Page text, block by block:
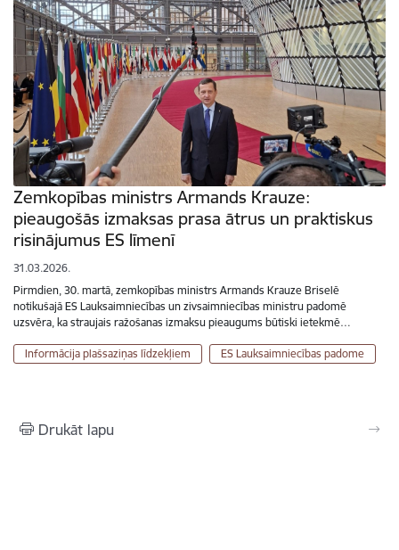
Zemkopības ministrs Armands Krauze:
pieaugošās izmaksas prasa ātrus un praktiskus
risinājumus ES līmenī
31.03.2026.
Pirmdien, 30. martā, zemkopības ministrs Armands Krauze Briselē
notikušajā ES Lauksaimniecības un zivsaimniecības ministru padomē
uzsvēra, ka straujais ražošanas izmaksu pieaugums būtiski ietekmē…
Informācija plašsaziņas līdzekļiem ES Lauksaimniecības padome
Drukāt lapu